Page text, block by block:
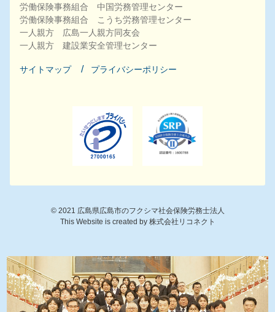
労働保険事務組合 中国労務管理センター
労働保険事務組合 こうち労務管理センター
一人親方 広島一人親方同友会
一人親方 建設業安全管理センター
サイトマップ プライバシーポリシー
© 2021 広島県広島市のフクシマ社会保険労務士法人
This Website is created by 株式会社リコネクト